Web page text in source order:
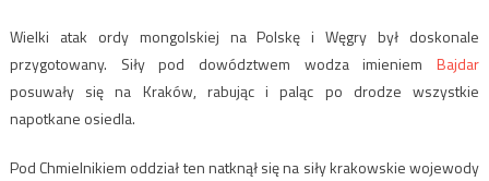
Wielki atak ordy mongolskiej na Polskę i Węgry był doskonale
przygotowany. Siły pod dowództwem wodza imieniemBajdar
posuwały się na Kraków, rabując i paląc po drodze wszystkie
napotkane osiedla.
Pod Chmielnikiem oddział ten natknął się na siły krakowskie wojewody